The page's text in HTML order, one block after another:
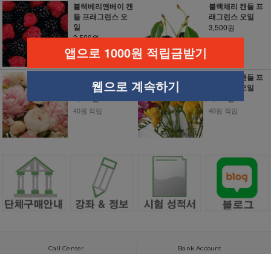
블랙베리앤베이 캔
들 프래그런스 오
일
3,500원
40원 적립
블랙체리 캔들 프
래그런스 오일
3,500원
40원 적립
그런스 오일
40원 적립
프리지아 캔들 프
래그런스 오일
40원 적립
Call Center Bank Account
앱으로 1000원 적립금받기
웹으로 계속하기